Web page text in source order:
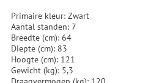
Primaire kleur: Zwart
Aantal standen: 7
Breedte (cm): 64
Diepte (cm): 83
Hoogte (cm): 121
Gewicht (kg): 5,3